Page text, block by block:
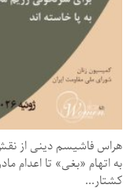
هراس فاشیسم دینی از نقش
کشتار...